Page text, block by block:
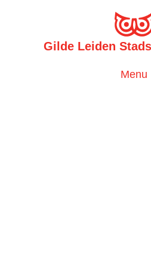
Gilde Leiden
Toggle
Menu